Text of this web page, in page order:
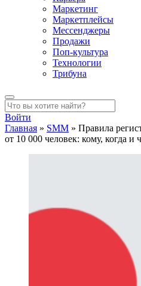
Маркетинг
Маркетплейсы
Мессенджеры
Продажи
Поп-культура
Технологии
Трибуна
Войти
Главная » SMM » Правила
от 10 000 человек: кому, когда и